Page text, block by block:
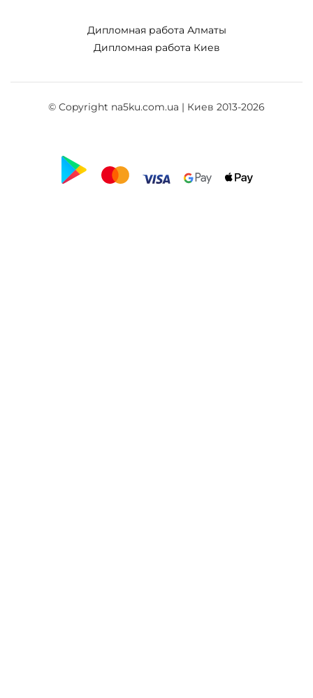
Дипломная работа Алматы
Дипломная работа Киев
© Copyright na5ku.com.ua | Киев 2013-2026